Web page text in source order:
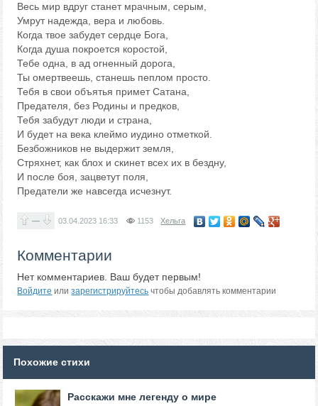
Весь мир вдруг станет мрачным, серым,
Умрут надежда, вера и любовь.
Когда твое забудет сердце Бога,
Когда душа покроется коростой,
Тебе одна, в ад огненный дорога,
Ты омертвеешь, станешь пеплом просто.
Тебя в свои объятья примет Сатана,
Предателя, без Родины и предков,
Тебя забудут люди и страна,
И будет на века клеймо иудино отметкой.
Безбожников не выдержит земля,
Стряхнет, как блох и скинет всех их в бездну,
И после боя, зацветут поля,
Предатели же навсегда исчезнут.
— 03.04.2023 16:33 1153 Хельга
Комментарии
Нет комментариев. Ваш будет первым!
Войдите илизарегистрируйтесь чтобы добавлять комментарии
Похожие стихи
Расскажи мне легенду о мире